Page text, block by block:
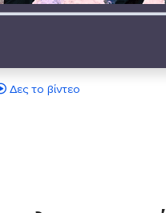
Δες το βίντεο